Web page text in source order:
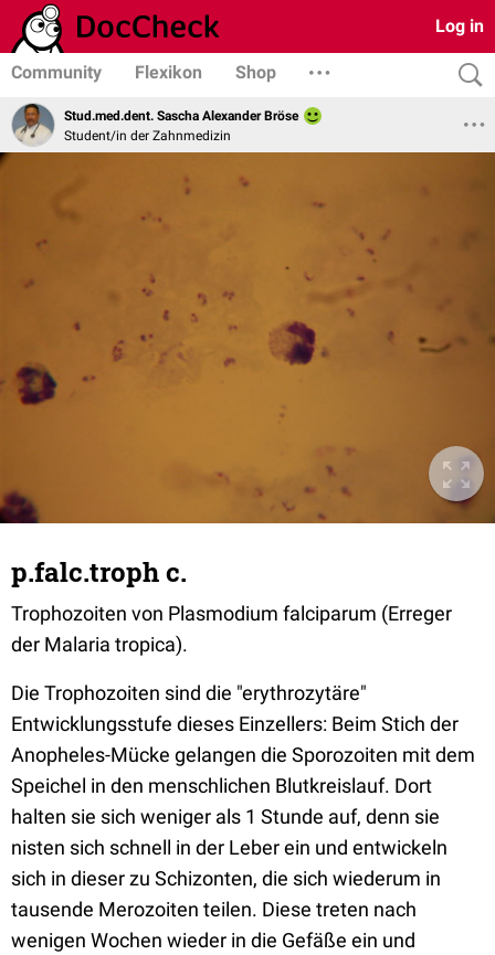
Log in
Community Flexikon Shop
Stud.med.dent. Sascha Alexander Bröse
Student/in der Zahnmedizin
p.falc.troph c.
Trophozoiten von Plasmodium falciparum (Erreger
der Malaria tropica).
Die Trophozoiten sind die "erythrozytäre"
Entwicklungsstufe dieses Einzellers: Beim Stich der
Anopheles-Mücke gelangen die Sporozoiten mit dem
Speichel in den menschlichen Blutkreislauf. Dort
halten sie sich weniger als 1 Stunde auf, denn sie
nisten sich schnell in der Leber ein und entwickeln
sich in dieser zu Schizonten, die sich wiederum in
tausende Merozoiten teilen. Diese treten nach
wenigen Wochen wieder in die Gefäße ein und